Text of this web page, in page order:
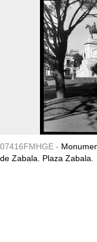
07416FMHGE -
de Zabala. Plaza Zabala.